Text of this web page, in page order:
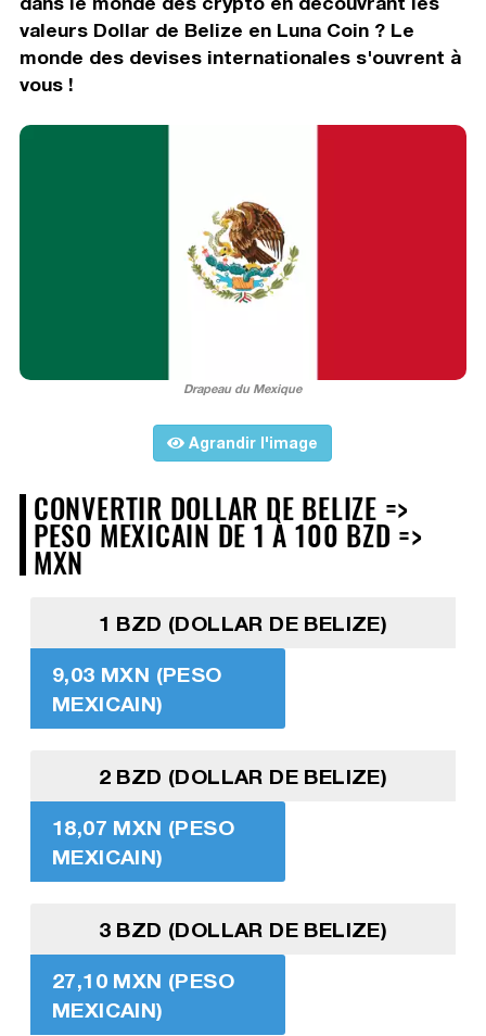
valeurs Dollar de Belize en Luna Coin ? Le
monde des devises internationales s'ouvrent à
vous !
Drapeau du Mexique
Agrandir l'image
CONVERTIR DOLLAR DE BELIZE =>
PESO MEXICAIN DE 1 À 100 BZD =>
MXN
1 BZD (DOLLAR DE BELIZE)
9,03 MXN (PESO
MEXICAIN)
2 BZD (DOLLAR DE BELIZE)
18,07 MXN (PESO
MEXICAIN)
3 BZD (DOLLAR DE BELIZE)
27,10 MXN (PESO
MEXICAIN)